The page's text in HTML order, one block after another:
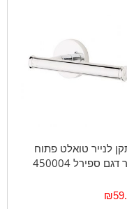
לנייר טואלט פתוח
ספירל 450004
₪